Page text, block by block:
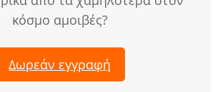
κόσμο αμοιβές?
Δωρεάν εγγραφή